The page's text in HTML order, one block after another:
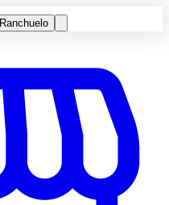
Ranchuelo